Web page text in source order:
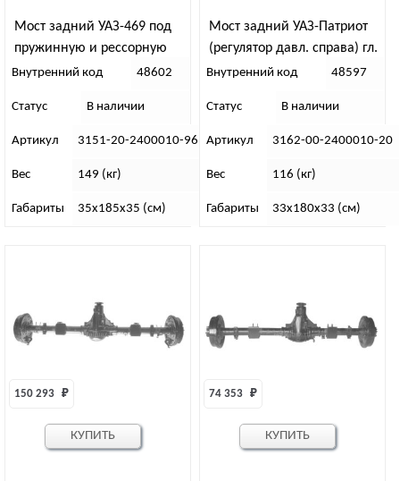
Мост задний УАЗ-469 под
пружинную и рессорную
подвеску, гл. пара 37/8 “25”
Внутренний код 48602
Статус В наличии
Артикул 3151-20-2400010-96
Вес 149 (кг)
Габариты 35х185х35 (см)
Мост задний УАЗ-Патриот
(регулятор давл. справа) гл.
пара 37/9 зуб “14”
Внутренний код 48597
Статус В наличии
Артикул 3162-00-2400010-20
Вес 116 (кг)
Габариты 33х180х33 (см)
150 293 ₽
КУПИТЬ
74 353 ₽
КУПИТЬ